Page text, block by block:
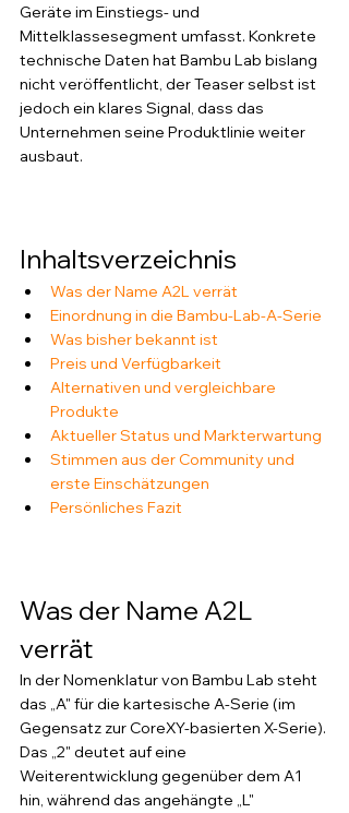
Geräte im Einstiegs- und
Mittelklassesegment umfasst. Konkrete
technische Daten hat Bambu Lab bislang
nicht veröffentlicht, der Teaser selbst ist
jedoch ein klares Signal, dass das
Unternehmen seine Produktlinie weiter
ausbaut.
Inhaltsverzeichnis
Was der Name A2L verrät
Einordnung in die Bambu-Lab-A-Serie
Was bisher bekannt ist
Preis und Verfügbarkeit
Alternativen und vergleichbare
Produkte
Aktueller Status und Markterwartung
Stimmen aus der Community und
erste Einschätzungen
Persönliches Fazit
Was der Name A2L
verrät
In der Nomenklatur von Bambu Lab steht
das „A" für die kartesische A-Serie (im
Gegensatz zur CoreXY-basierten X-Serie).
Das „2" deutet auf eine
Weiterentwicklung gegenüber dem A1
hin, während das angehängte „L"